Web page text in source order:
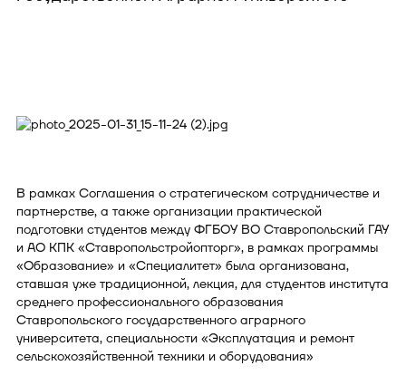
В рамках Соглашения о стратегическом сотрудничестве и
партнерстве, а также организации практической
подготовки студентов между ФГБОУ ВО Ставропольский ГАУ
и АО КПК «Ставропольстройопторг», в рамках программы
«Образование» и «Специалитет» была организована,
ставшая уже традиционной, лекция, для студентов института
среднего профессионального образования
Ставропольского государственного аграрного
университета, специальности «Эксплуатация и ремонт
сельскохозяйственной техники и оборудования»